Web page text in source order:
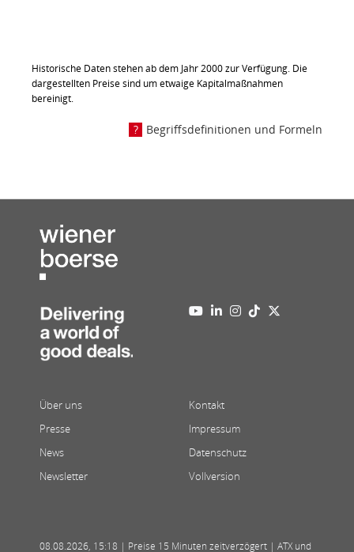
Historische Daten stehen ab dem Jahr 2000 zur Verfügung. Die
dargestellten Preise sind um etwaige Kapitalmaßnahmen
bereinigt.
Begriffsdefinitionen und Formeln
Über uns
Presse
News
Newsletter
Kontakt
Impressum
Datenschutz
Vollversion
08.08.2026, 15:18 | Preise 15 Minuten zeitverzögert | ATX und